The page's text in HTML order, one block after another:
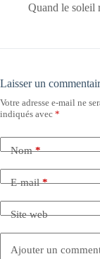
Quand le soleil
Laisser un
Votre adresse e-mail ne
indiqués avec *
Nom*
E-mail*
Site web
Ajouter un